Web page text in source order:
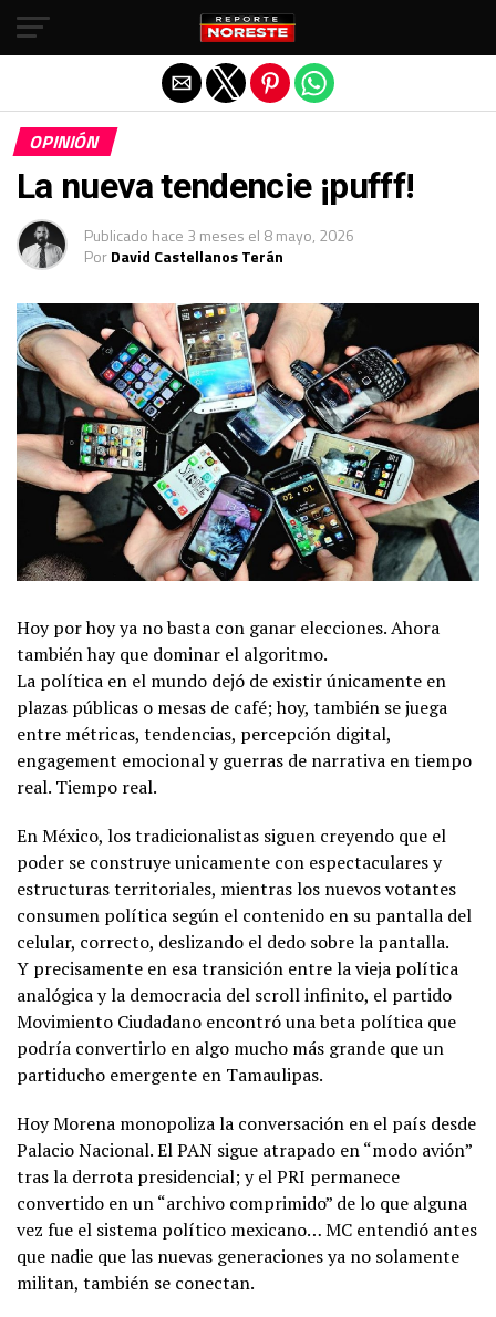
OPINIÓN
La nueva tendencie ¡pufff!
Publicado hace 3 meses el 8 mayo, 2026
PorDavid Castellanos Terán
Hoy por hoy ya no basta con ganar elecciones. Ahora
también hay que dominar el algoritmo.
La política en el mundo dejó de existir únicamente en
plazas públicas o mesas de café; hoy, también se juega
entre métricas, tendencias, percepción digital,
engagement emocional y guerras de narrativa en tiempo
real. Tiempo real.
En México, los tradicionalistas siguen creyendo que el
poder se construye unicamente con espectaculares y
estructuras territoriales, mientras los nuevos votantes
consumen política según el contenido en su pantalla del
celular, correcto, deslizando el dedo sobre la pantalla.
Y precisamente en esa transición entre la vieja política
analógica y la democracia del scroll infinito, el partido
Movimiento Ciudadano encontró una beta política que
podría convertirlo en algo mucho más grande que un
partiducho emergente en Tamaulipas.
Hoy Morena monopoliza la conversación en el país desde
Palacio Nacional. El PAN sigue atrapado en “modo avión”
tras la derrota presidencial; y el PRI permanece
convertido en un “archivo comprimido” de lo que alguna
vez fue el sistema político mexicano… MC entendió antes
que nadie que las nuevas generaciones ya no solamente
militan, también se conectan.
Salir de la versión móvil